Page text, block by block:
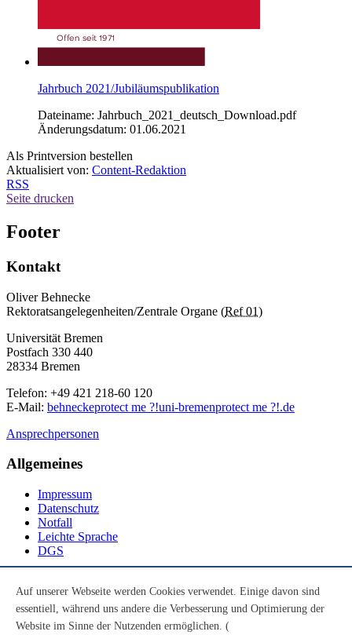
Jahrbuch 2021/Jubiläumspublikation
Dateiname: Jahrbuch_2021_deutsch_Download.pdf
Änderungsdatum: 01.06.2021
Als Printversion bestellen
Aktualisiert von: Content-Redaktion
RSS
Seite drucken
Footer
Kontakt
Oliver Behnecke
Rektoratsangelegenheiten/Zentrale Organe (Ref 01)
Universität Bremen
Postfach 330 440
28334 Bremen
Telefon: +49 421 218-60 120
E-Mail: behneckeprotect me ?!uni-bremenprotect me ?!.de
Ansprechpersonen
Allgemeines
Impressum
Datenschutz
Notfall
Leichte Sprache
DGS
Youtube
Instagram
Auf unserer Webseite werden Cookies verwendet. Einige davon sind
essentiell, während uns andere die Verbesserung und Optimierung der
Website im Sinne der Nutzenden ermöglichen. (